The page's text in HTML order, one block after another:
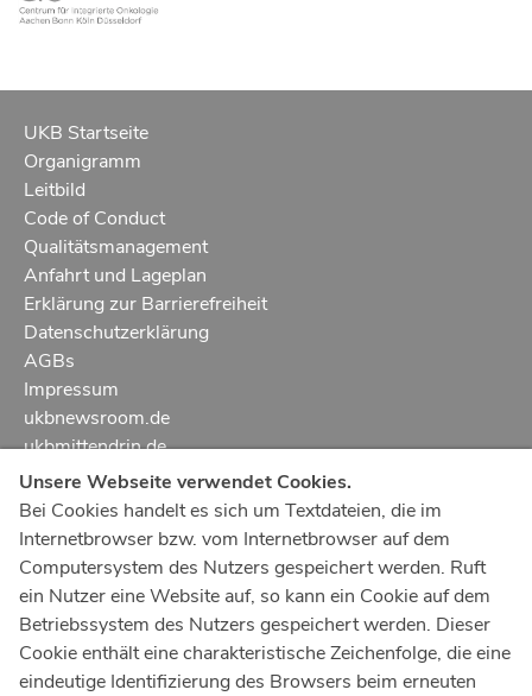
UKB Startseite
Organigramm
Leitbild
Code of Conduct
Qualitätsmanagement
Anfahrt und Lageplan
Erklärung zur Barrierefreiheit
Datenschutzerklärung
AGBs
Impressum
ukbnewsroom.de
ukbmittendrin.de
Notruf112
Ärztlicher Notdienst116 117
Giftnotrufzentrale
Tel: +49 22819240
Notfallzentrum Bonn
Unsere Webseite verwendet Cookies.
Bei Cookies handelt es sich um Textdateien, die im
Internetbrowser bzw. vom Internetbrowser auf dem
Computersystem des Nutzers gespeichert werden. Ruft
ein Nutzer eine Website auf, so kann ein Cookie auf dem
Betriebssystem des Nutzers gespeichert werden. Dieser
Cookie enthält eine charakteristische Zeichenfolge, die eine
eindeutige Identifizierung des Browsers beim erneuten